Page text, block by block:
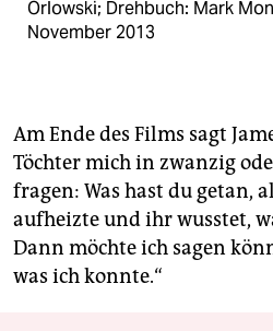
Orlowski; Drehbuch: Mark
November 2013
Am Ende des Films sagt
Töchter mich in zwanzig
fragen: Was hast du getan,
aufheizte und ihr wusstet,
Dann möchte ich sagen
was ich konnte.“